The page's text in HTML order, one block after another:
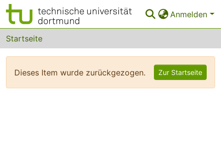
Anmelden
Bereiche & Sammlungen
Das gesamte Repositorium
FAQ
Startseite
Dieses Item wurde zurückgezogen. Zur Startseite